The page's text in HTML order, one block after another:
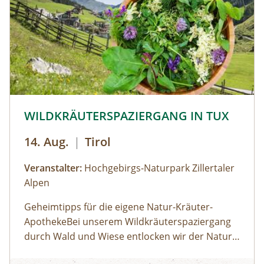
auf Papier gemalt werden. Der zuvor
entstandene Text wird als Abschluss auf das
gemalte Bild geklebt.
© © Hochgebirgs-Naturpark Zillertaler Alpen
WILDKRÄUTERSPAZIERGANG IN TUX
14. Aug. | Tirol
Veranstalter: Hochgebirgs-Naturpark Zillertaler
Alpen
Geheimtipps für die eigene Natur-Kräuter-
ApothekeBei unserem Wildkräuterspaziergang
durch Wald und Wiese entlocken wir der Natur